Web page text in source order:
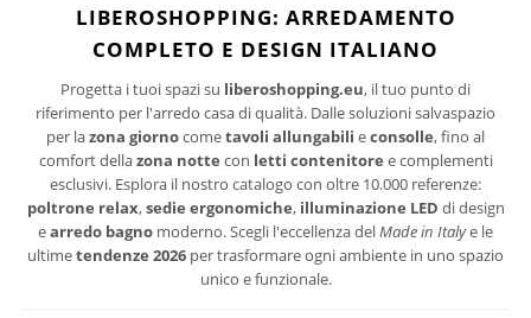
Per maggiori informazioni sul trattamento dei dati personali consultare laPRIVACY
del sito.
LIBEROSHOPPING: ARREDAMENTO
COMPLETO E DESIGN ITALIANO
Progetta i tuoi spazi su liberoshopping.eu, il tuo punto di
riferimento per l'arredo casa di qualità. Dalle soluzioni salvaspazio
per lazona giornocometavoli allungabili econsolle, fino al
comfort dellazona notte con letti contenitore e complementi
esclusivi. Esplora il nostro catalogo con oltre 10.000 referenze:
poltrone relax,sedie ergonomiche, illuminazione LED di design
earredo bagno moderno. Scegli l'eccellenza delMade in Italye le
ultimetendenze 2026 per trasformare ogni ambiente in uno spazio
unico e funzionale.